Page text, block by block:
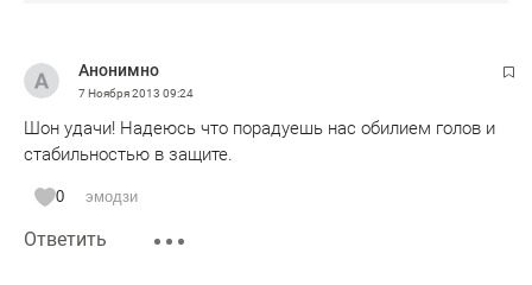
Анонимно
7 Ноября 2013 09:24
Шон удачи! Надеюсь что порадуешь нас обилием голов и
стабильностью в защите.
0 эмодзи
Ответить